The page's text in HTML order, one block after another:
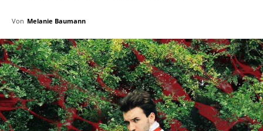
Von Melanie Baumann